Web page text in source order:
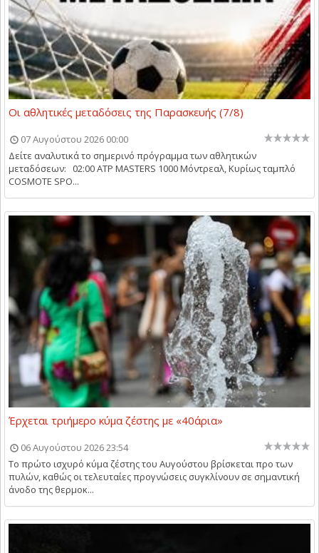
Οι αθλητικές μεταδόσεις της Παρασκευής (7/8)
07 Αυγούστου 2026 00:00
Δείτε αναλυτικά το σημερινό πρόγραμμα των αθλητικών
μεταδόσεων: 02:00 ATP MASTERS 1000 Μόντρεαλ, Κυρίως ταμπλό
COSMOTE SPO...
Έρχεται τριήμερο κύμα ζέστης με «40άρια»
06 Αυγούστου 2026 23:54
Το πρώτο ισχυρό κύμα ζέστης του Αυγούστου βρίσκεται προ των
πυλών, καθώς οι τελευταίες προγνώσεις συγκλίνουν σε σημαντική
άνοδο της θερμοκ...